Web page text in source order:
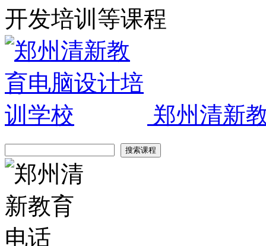
开发培训等课程
郑州清新